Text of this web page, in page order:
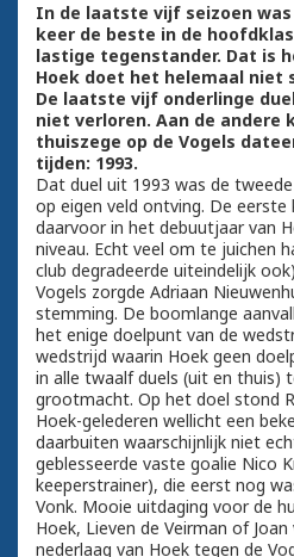
In de laatste vijf seizoen
keer de beste in de
lastige tegenstander. Dat is
Hoek doet het helemaal niet
De laatste vijf onderlinge
niet verloren. Aan de andere
thuiszege op de Vogels
tijden: 1993.
Dat duel uit 1993 was de
op eigen veld ontving. De eerste
daarvoor in het debuutjaar van
niveau. Echt veel om te juichen
club degradeerde uiteindelijk
Vogels zorgde Adriaan
stemming. De boomlange
het enige doelpunt van de
wedstrijd waarin Hoek geen
in alle twaalf duels (uit en thuis)
grootmacht. Op het doel stond
Hoek-gelederen wellicht een
daarbuiten waarschijnlijk niet
geblesseerde vaste goalie Nico
keeperstrainer), die eerst nog
Vonk. Mooie uitdaging voor de
Hoek, Lieven de Veirman of
nederlaag van Hoek tegen de